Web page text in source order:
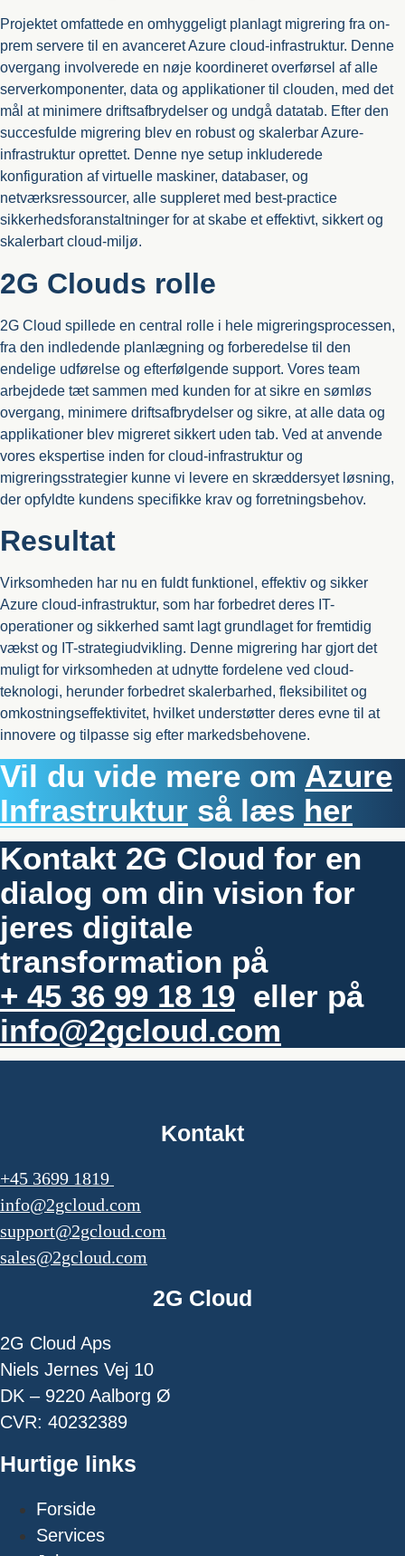
Projektet omfattede en omhyggeligt planlagt migrering fra on-
prem servere til en avanceret Azure cloud-infrastruktur. Denne
overgang involverede en nøje koordineret overførsel af alle
serverkomponenter, data og applikationer til clouden, med det
mål at minimere driftsafbrydelser og undgå datatab. Efter den
succesfulde migrering blev en robust og skalerbar Azure-
infrastruktur oprettet. Denne nye setup inkluderede
konfiguration af virtuelle maskiner, databaser, og
netværksressourcer, alle suppleret med best-practice
sikkerhedsforanstaltninger for at skabe et effektivt, sikkert og
skalerbart cloud-miljø.
2G Clouds rolle
2G Cloud spillede en central rolle i hele migreringsprocessen,
fra den indledende planlægning og forberedelse til den
endelige udførelse og efterfølgende support. Vores team
arbejdede tæt sammen med kunden for at sikre en sømløs
overgang, minimere driftsafbrydelser og sikre, at alle data og
applikationer blev migreret sikkert uden tab. Ved at anvende
vores ekspertise inden for cloud-infrastruktur og
migreringsstrategier kunne vi levere en skræddersyet løsning,
der opfyldte kundens specifikke krav og forretningsbehov.
Resultat
Virksomheden har nu en fuldt funktionel, effektiv og sikker
Azure cloud-infrastruktur, som har forbedret deres IT-
operationer og sikkerhed samt lagt grundlaget for fremtidig
vækst og IT-strategiudvikling. Denne migrering har gjort det
muligt for virksomheden at udnytte fordelene ved cloud-
teknologi, herunder forbedret skalerbarhed, fleksibilitet og
omkostningseffektivitet, hvilket understøtter deres evne til at
innovere og tilpasse sig efter markedsbehovene.
Vil du vide mere om Azure
Infrastruktur så læs her
Kontakt 2G Cloud for en
dialog om din vision for
jeres digitale
transformation på
+ 45 36 99 18 19 eller på
info@2gcloud.com
Kontakt
+45 3699 1819
info@2gcloud.com
support@2gcloud.com
sales@2gcloud.com
2G Cloud
2G Cloud Aps
Niels Jernes Vej 10
DK – 9220 Aalborg Ø
CVR: 40232389
Hurtige links
Forside
Services